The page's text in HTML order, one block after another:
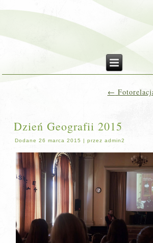
←
Dzień Geografii 2015
Dodane 26 marca 2015 |przez admin2